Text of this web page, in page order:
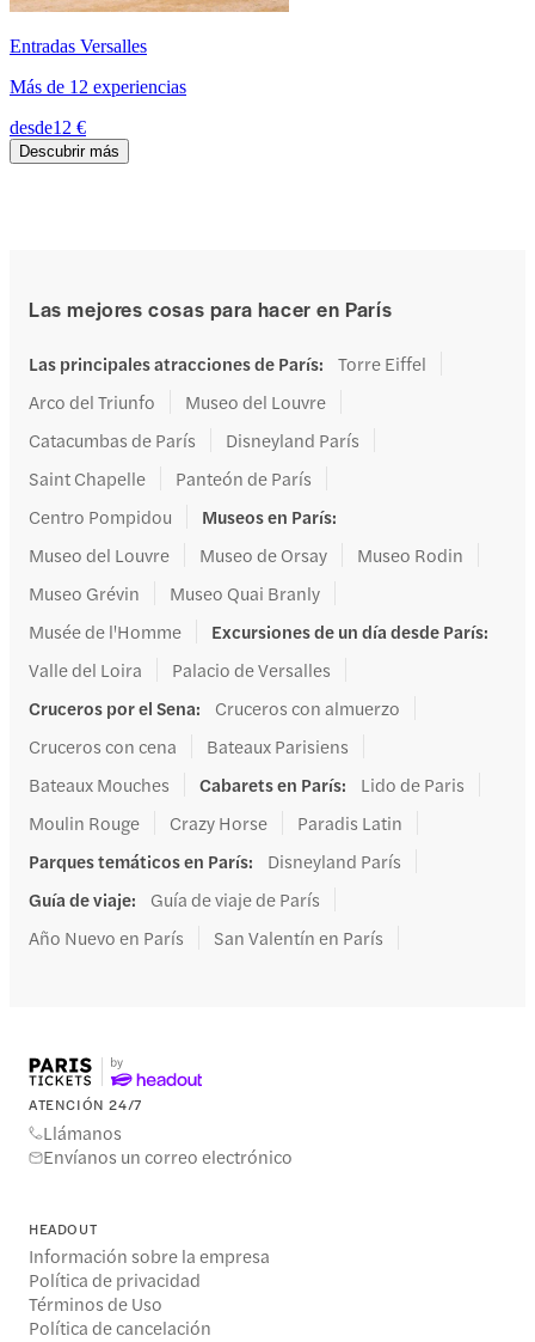
Entradas Versalles
Más de 12 experiencias
desde12 €
Descubrir más
Las mejores cosas para hacer en París
Las principales atracciones de París:
Torre Eiffel
Arco del Triunfo
Museo del Louvre
Catacumbas de París
Disneyland París
Saint Chapelle
Panteón de París
Centro Pompidou
Museos en París:
Museo del Louvre
Museo de Orsay
Museo Rodin
Museo Grévin
Museo Quai Branly
Musée de l'Homme
Excursiones de un día desde París:
Valle del Loira
Palacio de Versalles
Cruceros por el Sena:
Cruceros con almuerzo
Cruceros con cena
Bateaux Parisiens
Bateaux Mouches
Cabarets en París:
Lido de Paris
Moulin Rouge
Crazy Horse
Paradis Latin
Parques temáticos en París:
Disneyland París
Guía de viaje:
Guía de viaje de París
Año Nuevo en París
San Valentín en París
ATENCIÓN 24/7
Llámanos
Envíanos un correo electrónico
HEADOUT
Información sobre la empresa
Política de privacidad
Términos de Uso
Política de cancelación